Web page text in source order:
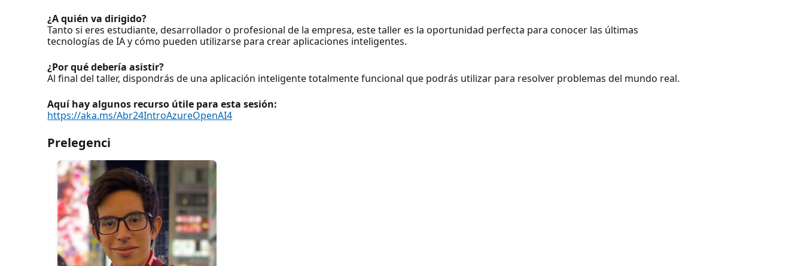
¿A quién va dirigido?
Tanto si eres estudiante, desarrollador o profesional de la empresa, este taller es la oportunidad perfecta para conocer las últimas
tecnologías de IA y cómo pueden utilizarse para crear aplicaciones inteligentes.
¿Por qué debería asistir?
Al final del taller, dispondrás de una aplicación inteligente totalmente funcional que podrás utilizar para resolver problemas del mundo real.
Aquí hay algunos recurso útile para esta sesión:
https://aka.ms/Abr24IntroAzureOpenAI4
Prelegenci